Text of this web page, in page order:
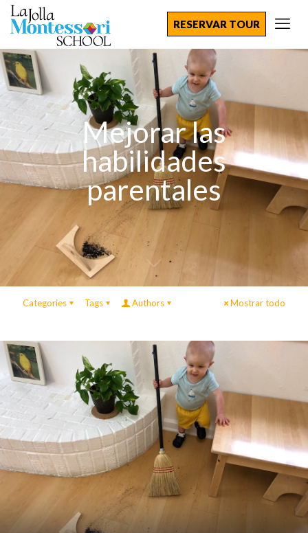
RESERVAR TOUR
Mejorar las
habilidades
parentales
Categories Tags Authors Mostrar todo